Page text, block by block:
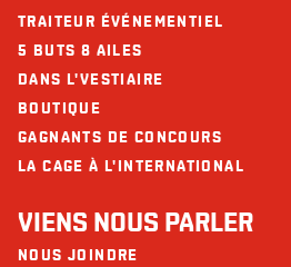
TRAITEUR ÉVÉNEMENTIEL
5 BUTS 8 AILES
DANS L'VESTIAIRE
BOUTIQUE
GAGNANTS DE CONCOURS
LA CAGE À L'INTERNATIONAL
VIENS NOUS PARLER
NOUS JOINDRE